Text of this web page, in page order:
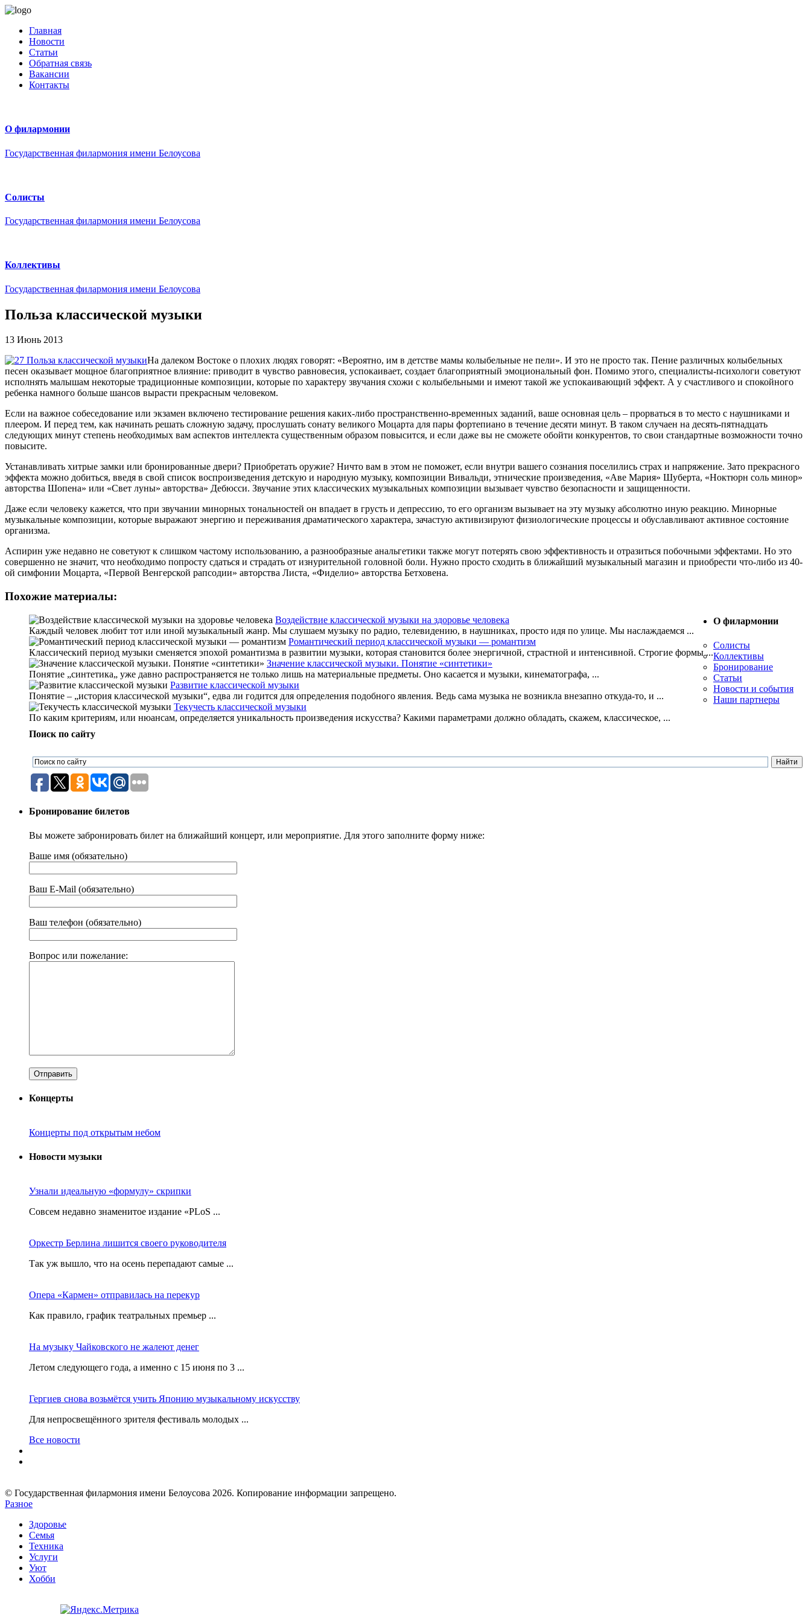
Главная
Новости
Статьи
Обратная связь
Вакансии
Контакты
О филармонии
Государственная филармония имени Белоусова
Солисты
Государственная филармония имени Белоусова
Коллективы
Государственная филармония имени Белоусова
Польза классической музыки
13 Июнь 2013
На далеком Востоке о плохих людях говорят: «Вероятно, им в детстве мамы колыбельные не пели». И это не просто так. Пение различных колыбельных
песен оказывает мощное благоприятное влияние: приводит в чувство равновесия, успокаивает, создает благоприятный эмоциональный фон. Помимо этого, специалисты-психологи советуют
исполнять малышам некоторые традиционные композиции, которые по характеру звучания схожи с колыбельными и имеют такой же успокаивающий эффект. А у счастливого и спокойного
ребенка намного больше шансов вырасти прекрасным человеком.
Если на важное собеседование или экзамен включено тестирование решения каких-либо пространственно-временных заданий, ваше основная цель – прорваться в то место с наушниками и
плеером. И перед тем, как начинать решать сложную задачу, прослушать сонату великого Моцарта для пары фортепиано в течение десяти минут. В таком случаен на десять-пятнадцать
следующих минут степень необходимых вам аспектов интеллекта существенным образом повысится, и если даже вы не сможете обойти конкурентов, то свои стандартные возможности точно
повысите.
Устанавливать хитрые замки или бронированные двери? Приобретать оружие? Ничто вам в этом не поможет, если внутри вашего сознания поселились страх и напряжение. Зато прекрасного
эффекта можно добиться, введя в свой список воспроизведения детскую и народную музыку, композиции Вивальди, этнические произведения, «Аве Мария» Шуберта, «Ноктюрн соль минор»
авторства Шопена» или «Свет луны» авторства» Дебюсси. Звучание этих классических музыкальных композиции вызывает чувство безопасности и защищенности.
Даже если человеку кажется, что при звучании минорных тональностей он впадает в грусть и депрессию, то его организм вызывает на эту музыку абсолютно иную реакцию. Минорные
музыкальные композиции, которые выражают энергию и переживания драматического характера, зачастую активизируют физиологические процессы и обуславливают активное состояние
организма.
Аспирин уже недавно не советуют к слишком частому использованию, а разнообразные анальгетики также могут потерять свою эффективность и отразиться побочными эффектами. Но это
совершенно не значит, что необходимо попросту сдаться и страдать от изнурительной головной боли. Нужно просто сходить в ближайший музыкальный магазин и приобрести что-либо из 40-
ой симфонии Моцарта, «Первой Венгерской рапсодии» авторства Листа, «Фиделио» авторства Бетховена.
Похожие материалы:
Воздействие классической музыки на здоровье человека
Каждый человек любит тот или иной музыкальный жанр. Мы слушаем музыку по радио, телевидению, в наушниках, просто идя по улице. Мы наслаждаемся ...
Романтический период классической музыки — романтизм
Классический период музыки сменяется эпохой романтизма в развитии музыки, которая становится более энергичной, страстной и интенсивной. Строгие формы ...
Значение классической музыки. Понятие «синтетики»
Понятие „синтетика„ уже давно распространяется не только лишь на материальные предметы. Оно касается и музыки, кинематографа, ...
Развитие классической музыки
Понятие – „история классической музыки“, едва ли годится для определения подобного явления. Ведь сама музыка не возникла внезапно откуда-то, и ...
Текучесть классической музыки
По каким критериям, или нюансам, определяется уникальность произведения искусства? Какими параметрами должно обладать, скажем, классическое, ...
О филармонии
Солисты
Коллективы
Бронирование
Статьи
Новости и события
Наши партнеры
Поиск по сайту
Бронирование билетов
Вы можете забронировать билет на ближайший концерт, или мероприятие. Для этого заполните форму ниже:
Ваше имя (обязательно)
Ваш E-Mail (обязательно)
Ваш телефон (обязательно)
Вопрос или пожелание:
Концерты
Концерты под открытым небом
Новости музыки
Узнали идеальную «формулу» скрипки
Совсем недавно знаменитое издание «PLoS ...
Оркестр Берлина лишится своего руководителя
Так уж вышло, что на осень перепадают самые ...
Опера «Кармен» отправилась на перекур
Как правило, график театральных премьер ...
На музыку Чайковского не жалеют денег
Летом следующего года, а именно с 15 июня по 3 ...
Гергиев снова возьмётся учить Японию музыкальному искусству
Для непросвещённого зрителя фестиваль молодых ...
Все новости
© Государственная филармония имени Белоусова 2026. Копирование информации запрещено.
Разное
Здоровье
Семья
Техника
Услуги
Уют
Хобби